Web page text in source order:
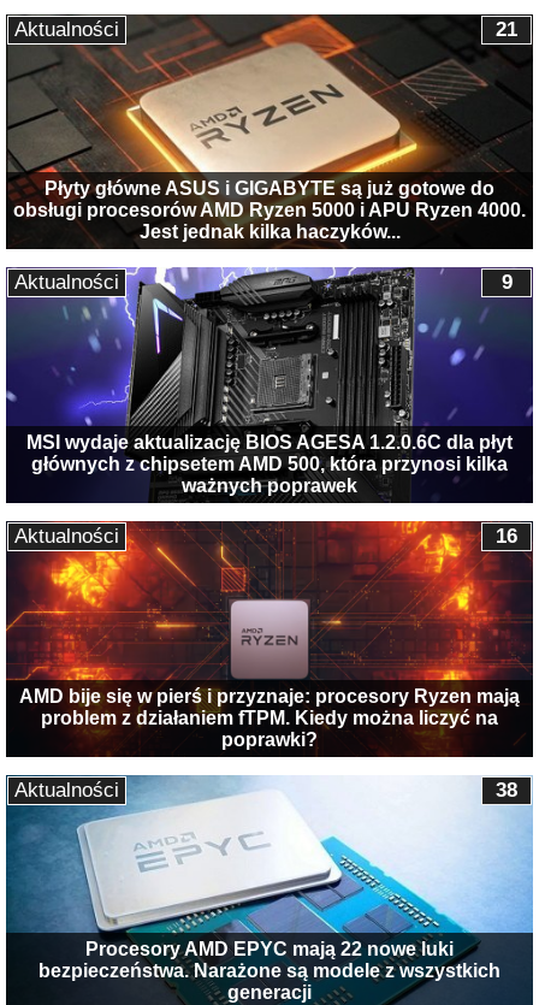
Płyty główne ASUS i GIGABYTE są już gotowe do
obsługi procesorów AMD Ryzen 5000 i APU Ryzen 4000.
Jest jednak kilka haczyków...
21
Aktualności
MSI wydaje aktualizację BIOS AGESA 1.2.0.6C dla płyt
głównych z chipsetem AMD 500, która przynosi kilka
ważnych poprawek
9
Aktualności
AMD bije się w pierś i przyznaje: procesory Ryzen mają
problem z działaniem fTPM. Kiedy można liczyć na
poprawki?
16
Aktualności
Procesory AMD EPYC mają 22 nowe luki
bezpieczeństwa. Narażone są modele z wszystkich
generacji
38
Aktualności